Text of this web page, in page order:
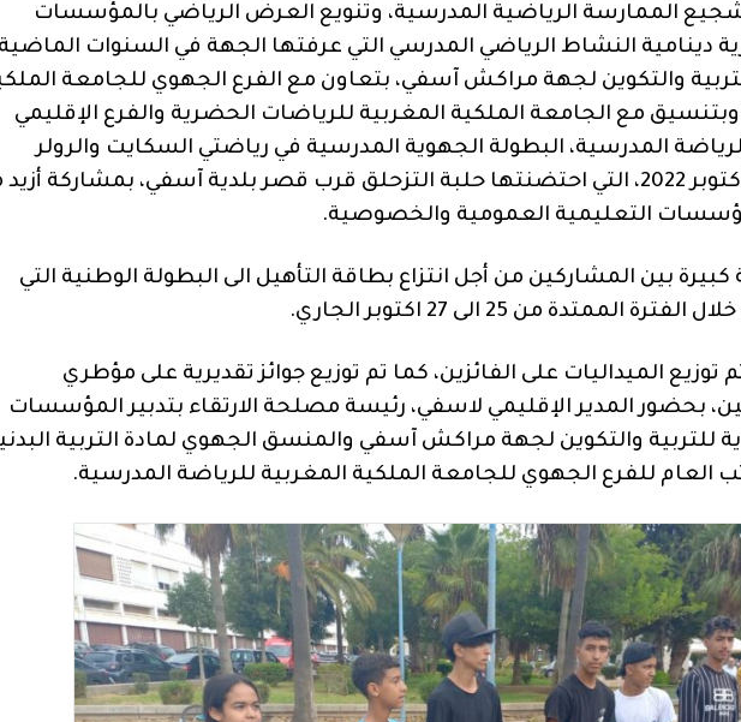
دعم وتشجيع الممارسة الرياضية المدرسية، وتنويع العرض الرياضي بالمؤسسات
دينامية النشاط الرياضي المدرسي التي عرفتها الجهة في السنوات
والتكوين لجهة مراكش آسفي، بتعاون مع الفرع الجهوي للجامعة
مع الجامعة الملكية المغربية للرياضات الحضرية والفرع الإقليمي
المدرسية، البطولة الجهوية المدرسية في رياضتي السكايت والرولر
بمدينة آسفي يوم الثلاثاء 18 أكتوبر 2022، التي احتضنتها حلبة التزحلق قرب قصر بلدية آسفي، بمشاركة
بين المشاركين من أجل انتزاع بطاقة التأهيل الى البطولة الوطنية التي
من 25 الى 27 اكتوبر الجاري.
الميداليات على الفائزين، كما تم توزيع جوائز تقديرية على مؤطري
بحضور المدير الإقليمي لاسفي، رئيسة مصلحة الارتقاء بتدبير المؤسسات
للتربية والتكوين لجهة مراكش آسفي والمنسق الجهوي لمادة التربية
العام للفرع الجهوي للجامعة الملكية المغربية للرياضة المدرسية.